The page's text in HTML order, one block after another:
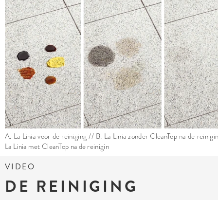
A. La Linia voor de reiniging // B. La Linia zonder CleanTop na de
La Linia met CleanTop na de reinigin
VIDEO
DE REINIGING